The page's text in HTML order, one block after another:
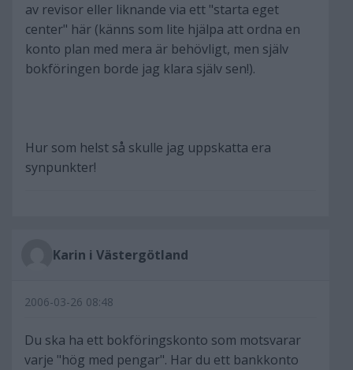
av revisor eller liknande via ett "starta eget
center" här (känns som lite hjälpa att ordna en
konto plan med mera är behövligt, men själv
bokföringen borde jag klara själv sen!).
Hur som helst så skulle jag uppskatta era
synpunkter!
Karin i Västergötland
2006-03-26 08:48
Du ska ha ett bokföringskonto som motsvarar
varje "hög med pengar". Har du ett bankkonto